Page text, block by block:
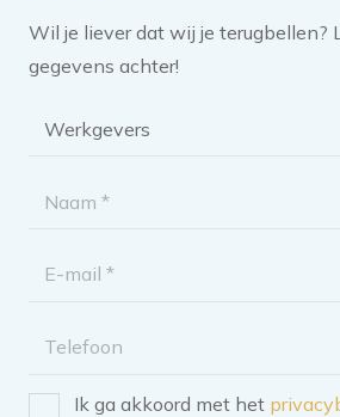
Wil je liever dat wij je terugbellen?
gegevens achter!
Brochure
Naam
Telefoon
Instemming*
Ik ga akkoord met het